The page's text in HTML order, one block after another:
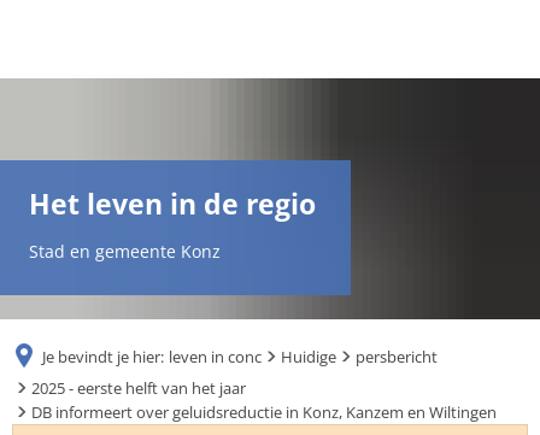
Het leven in de regio
Stad en gemeente Konz
Je bevindt je hier: leven in conc Huidige
persbericht
2025 - eerste helft van het jaar
DB informeert over geluidsreductie in Konz, Kanzem en Wiltingen